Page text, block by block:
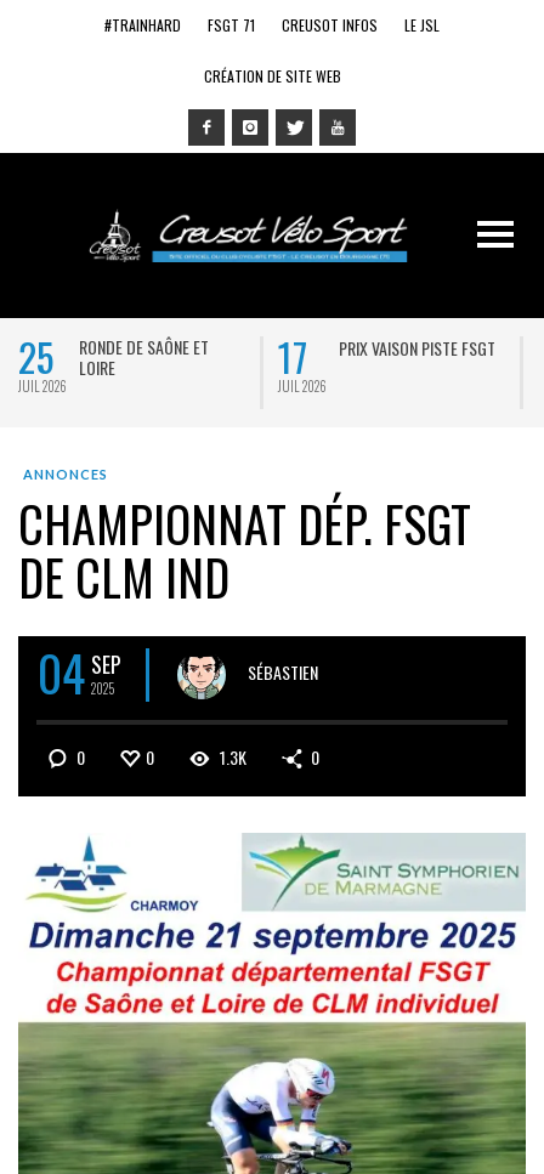
#TRAINHARD FSGT 71 CREUSOT INFOS LE JSL
CRÉATION DE SITE WEB
25
JUIL 2026
RONDE DE SAÔNE ET
LOIRE
17
JUIL 2026
PRIX VAISON PISTE FSGT
ANNONCES
CHAMPIONNAT DÉP. FSGT
DE CLM IND
04 SEP
2025
SÉBASTIEN
0 0 1.3K 0